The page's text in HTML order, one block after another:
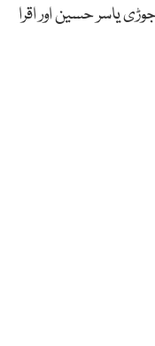
یاسر حسین اور اقرا